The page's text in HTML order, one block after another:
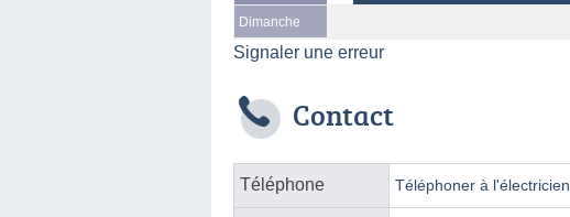
Dimanche
Signaler une erreur
Contact
Téléphone Téléphoner à l'électricien